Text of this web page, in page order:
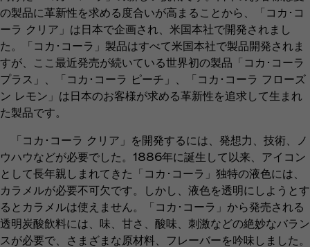
の製品に革新性を求める度合いが高まることから、「コカ･コ
ーラ クリア」は日本で企画され、米国本社で開発されまし
た。「コカ･コーラ」製品はすべて米国本社で製品開発されま
すが、ここ最近発売が続いている世界初の製品「コカ･コーラ
プラス」、「コカ･コーラ ピーチ」、「コカ･コーラ フローズ
ン レモン」は日本のお客様が求める革新性を追求して生まれ
た製品です。
「コカ･コーラ クリア」を開発するには、発想力、技術、ノ
ウハウなどが必要でした。1886年に誕生して以来、アイコン
として長年親しまれてきた「コカ･コーラ」独特の液色には、
カラメルが必要不可欠です。しかし、液色を透明にしようとす
るとカラメルは使えません。「コカ･コーラ」から発売される
透明炭酸飲料には、味、甘さ、酸味、刺激などの絶妙なバラン
スが必要で、さまざまな原材料、フレーバーを吟味しました。